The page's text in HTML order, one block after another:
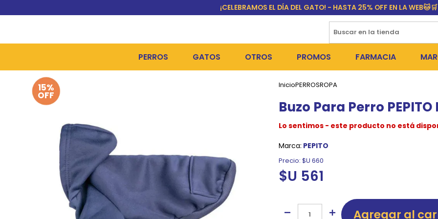
¡CELEBRAMOS EL DÍA DEL GATO! - HASTA 25% OFF EN LA WEB🐱🛒
PERROS
BOLSOS Y TRANSPORTADORAS
BOLSAS PARA MATERIA
COLLARES, ARNESES Y CORREAS
GATOS
ALIMENTOS HÚMEDOS Y SNACKS
COMEDEROS Y BEBEDEROS
JUGUETES Y RASCADORES
COLLARES Y ACCESORIOS
OTROS PROMOS
PERROS
FARMACIA
PULGUICIDAS Y
COLLARES ISABELINOS
15%
OFF
InicioPERROSROPA
Buzo Para Perro
Lo sentimos - este producto no está
Marca: PEPITO
Precio: $U 660
$U 561
Agregar al